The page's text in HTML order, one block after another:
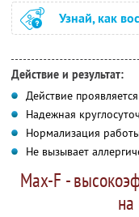
Узнай, как
Действие и результат:
Действие
Надежная
Нормализация
Не вызывает
Max-F -